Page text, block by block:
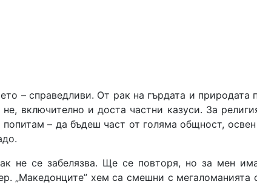
– справедливи. От рак на гърдата и природата
включително и доста частни казуси. За
– да бъдеш част от голяма общност,
не се забелязва. Ще се повторя, но за мен
„Македонците” хем са смешни с